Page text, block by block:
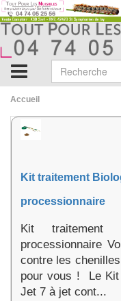
Accueil
Kit traitement
processionnaire
Kit traitement
processionnaire
contre les
pour vous ! Le Kit
Jet 7 à jet cont...